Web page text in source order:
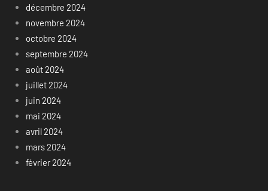
décembre 2024
novembre 2024
octobre 2024
septembre 2024
août 2024
juillet 2024
juin 2024
mai 2024
avril 2024
mars 2024
février 2024